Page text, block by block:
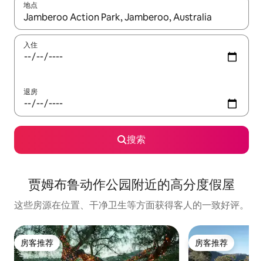
地点
如有搜索结果，请使用上下方向键查看，或通过点击或滑动手势
入住
退房
搜索
贾姆布鲁动作公园附近的高分度假屋
这些房源在位置、干净卫生等方面获得客人的一致好评。
房客推荐
房客推荐 房客推荐
房客推荐